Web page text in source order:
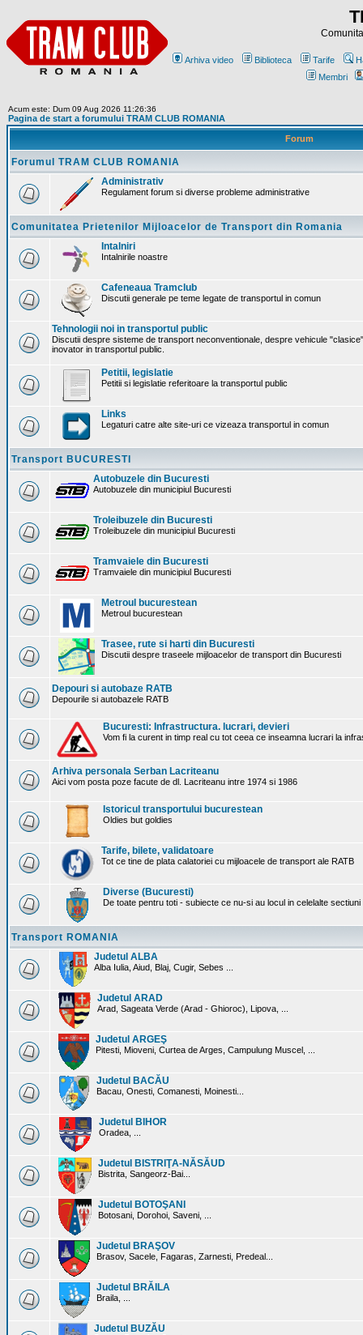
Arhiva video Biblioteca Tarife
Membri
Acum este: Dum 09 Aug 2026 11:26:36
Pagina de start a forumului TRAM CLUB ROMANIA
Forum
Forumul TRAM CLUB ROMANIA
Administrativ
Regulament forum si diverse probleme administrative
Comunitatea Prietenilor Mijloacelor de Transport din Romania
Intalniri
Intalnirile noastre
Cafeneaua Tramclub
Discutii generale pe teme legate de transportul in comun
Tehnologii noi in transportul public
Discutii despre sisteme de transport neconventionale, despre vehicule
inovator in transportul public.
Petitii, legislatie
Petitii si legislatie referitoare la transportul public
Links
Legaturi catre alte site-uri ce vizeaza transportul in comun
Transport BUCURESTI
Autobuzele din Bucuresti
Autobuzele din municipiul Bucuresti
Troleibuzele din Bucuresti
Troleibuzele din municipiul Bucuresti
Tramvaiele din Bucuresti
Tramvaiele din municipiul Bucuresti
Metroul bucurestean
Metroul bucurestean
Trasee, rute si harti din Bucuresti
Discutii despre traseele mijloacelor de transport din Bucuresti
Depouri si autobaze RATB
Depourile si autobazele RATB
Bucuresti: Infrastructura. lucrari, devieri
Vom fi la curent in timp real cu tot ceea ce inseamna lucrari la
Arhiva personala Serban Lacriteanu
Aici vom posta poze facute de dl. Lacriteanu intre 1974 si 1986
Istoricul transportului bucurestean
Oldies but goldies
Tarife, bilete, validatoare
Tot ce tine de plata calatoriei cu mijloacele de transport ale RATB
Diverse (Bucuresti)
De toate pentru toti - subiecte ce nu-si au locul in celelalte
Transport ROMANIA
Judetul ALBA
Alba Iulia, Aiud, Blaj, Cugir, Sebes ...
Judetul ARAD
Arad, Sageata Verde (Arad - Ghioroc), Lipova, ...
Judetul ARGEŞ
Pitesti, Mioveni, Curtea de Arges, Campulung Muscel, ...
Judetul BACĂU
Bacau, Onesti, Comanesti, Moinesti...
Judetul BIHOR
Oradea, ...
Judetul BISTRIŢA-NĂSĂUD
Bistrita, Sangeorz-Bai...
Judetul BOTOŞANI
Botosani, Dorohoi, Saveni, ...
Judetul BRAŞOV
Brasov, Sacele, Fagaras, Zarnesti, Predeal...
Judetul BRĂILA
Braila, ...
Judetul BUZĂU